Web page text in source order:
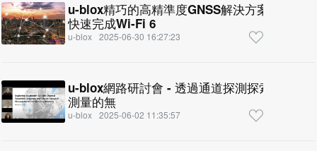
u-blox精巧的高精準度GNSS解決方案 符合
快速完成Wi-Fi 6
u-blox 2025-06-30 16:27:23
u-blox網路研討會 - 透過通道探測探索藍牙®
測量的無
u-blox 2025-06-02 11:35:57